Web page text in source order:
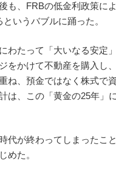
も、FRBの低金利政策に
いうバブルに踊った。
わたって「大いなる安定
をかけて不動産を購入し、
ね、 預金ではなく株式で
は、この「黄金の25年」
代が終わってしまったこ
めた。